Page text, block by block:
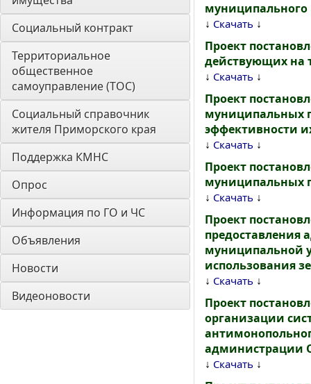
Социальный контракт
Территориальное
общественное
самоуправление (ТОС)
Социальный справочник
жителя Приморского края
Поддержка КМНС
Опрос
Информация по ГО и ЧС
Объявления
Новости
Видеоновости
↓ Скачать ↓
Проект
действующих на
↓ Скачать ↓
Проект
муниципальных
эффективности
↓ Скачать ↓
Проект
муниципальных
↓ Скачать ↓
Проект
предоставления
муниципальной
использования
↓ Скачать ↓
Проект
организации
администрации
↓ Скачать ↓